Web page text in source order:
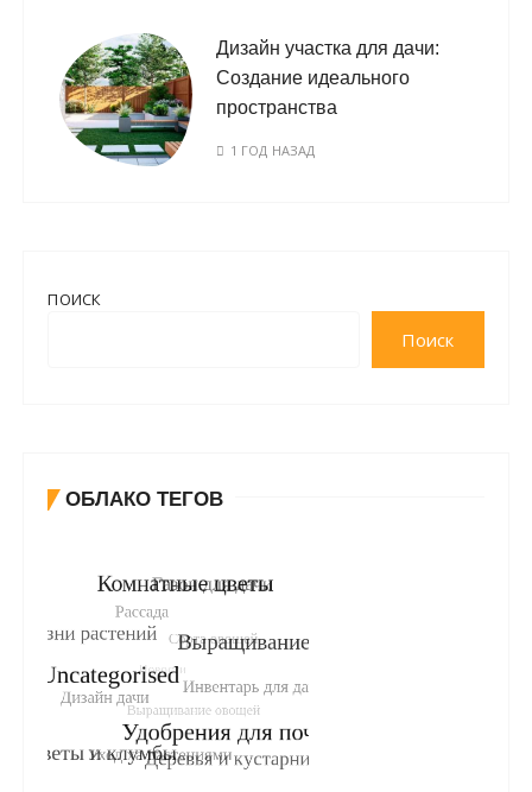
Дизайн участка для дачи:
Создание идеального
пространства
1 ГОД НАЗАД
ПОИСК
Поиск
ОБЛАКО ТЕГОВ